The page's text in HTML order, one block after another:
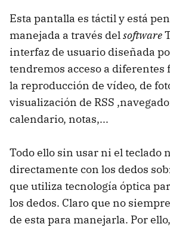
Esta pantalla es táctil y está
manejada a través delsoftware
interfaz de usuario diseñada
tendremos acceso a diferentes
la reproducción de vídeo, de
visualización de RSS
calendario, notas,...
Todo ello sin usar ni el teclado
directamente con los dedos
que utiliza tecnología óptica
los dedos. Claro que no
de esta para manejarla. Por